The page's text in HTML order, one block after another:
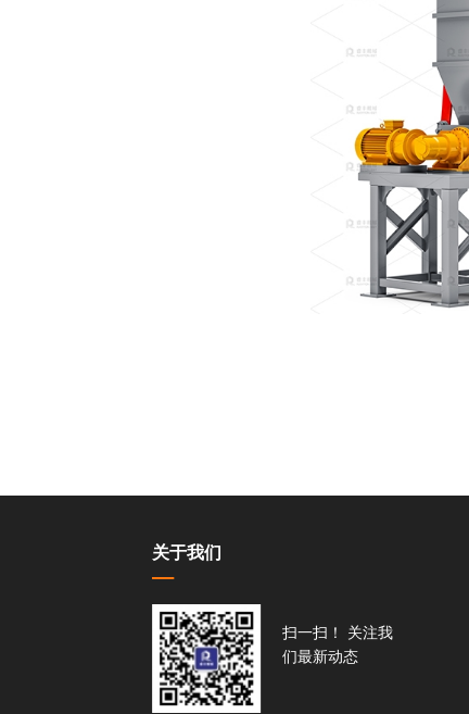
关于我们
扫一扫！ 关注我
们最新动态